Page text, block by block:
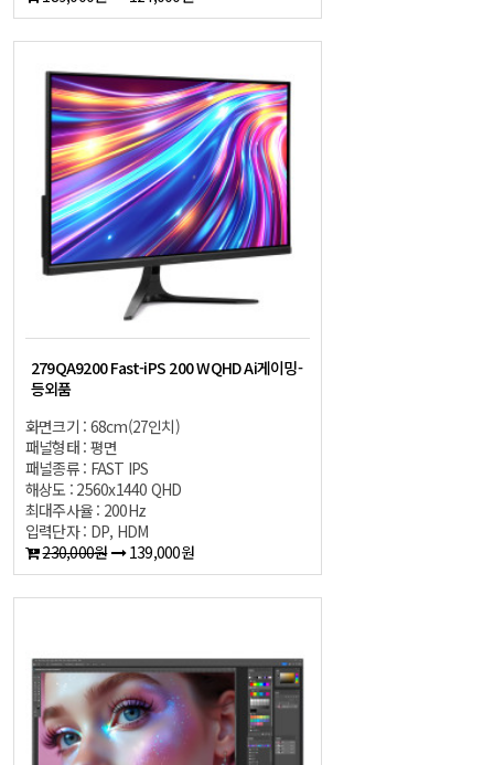
279QA9200 Fast-iPS 200 WQHD Ai게이밍-
등외품
화면크기 : 68cm(27인치)
패널형태 : 평면
패널종류 : FAST IPS
해상도 : 2560x1440 QHD
최대주사율 : 200Hz
입력단자 : DP, HDM
230,000원
139,000원